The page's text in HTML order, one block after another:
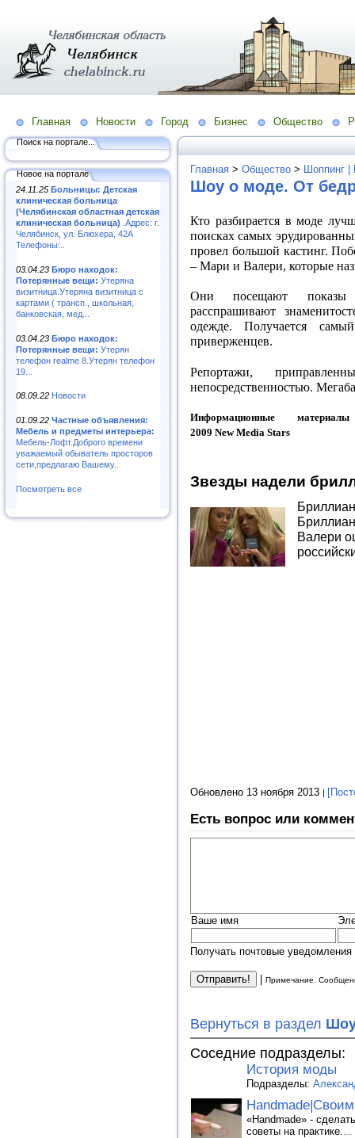
Главная Новости Город Бизнес Общество
Поиск на портале...
Новое на портале
24.11.25 Больницы: Детская
клиническая больница
(Челябинская областная детская
клиническая больница) .Адрес: г.
Челябинск, ул. Блюхера, 42А
Телефоны:..
03.04.23 Бюро находок:
Потерянные вещи: Утеряна
визитница.Утеряна визитница с
картами ( трансп., школьная,
банковская, мед...
03.04.23 Бюро находок:
Потерянные вещи: Утерян
телефон realme 8.Утерян телефон
19...
08.09.22 Новости
01.09.22 Частные объявления:
Мебель и предметы интерьера:
Мебель-Лофт.Доброго времени
уважаемый обыватель просторов
сети,предлагаю Вашему..
Посмотреть все
Главная > Общество > Шоппинг |
Шоу о моде. От
Кто разбирается в моде
поисках самых
провел большой кастинг.
– Мари и Валери, которые
Они посещают показы
расспрашивают
одежде. Получается
приверженцев.
Репортажи,
непосредственностью.
Информационные
2009 New Media Stars
Звезды надели
Валери
Обновлено 13 ноября 2013
Есть вопрос или
Ваше имя
Получать почтовые
| Примечание.
Вернуться в раздел
Соседние подразделы:
История моды
Подразделы:
«Handmade» -
советы на практике.